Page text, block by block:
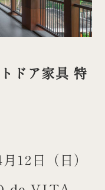
ドア家具 特
12日（日）